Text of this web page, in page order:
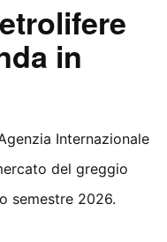
in
Internazionale
del greggio
semestre 2026.